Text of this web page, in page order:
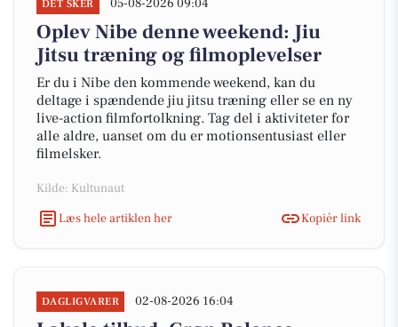
DET SKER 05-08-2026 09:04
Oplev Nibe denne weekend: Jiu
Jitsu træning og filmoplevelser
Er du i Nibe den kommende weekend, kan du
deltage i spændende jiu jitsu træning eller se en ny
live-action filmfortolkning. Tag del i aktiviteter for
alle aldre, uanset om du er motionsentusiast eller
filmelsker.
Kilde: Kultunaut
Læs hele artiklen her
Kopiér link
DAGLIGVARER 02-08-2026 16:04